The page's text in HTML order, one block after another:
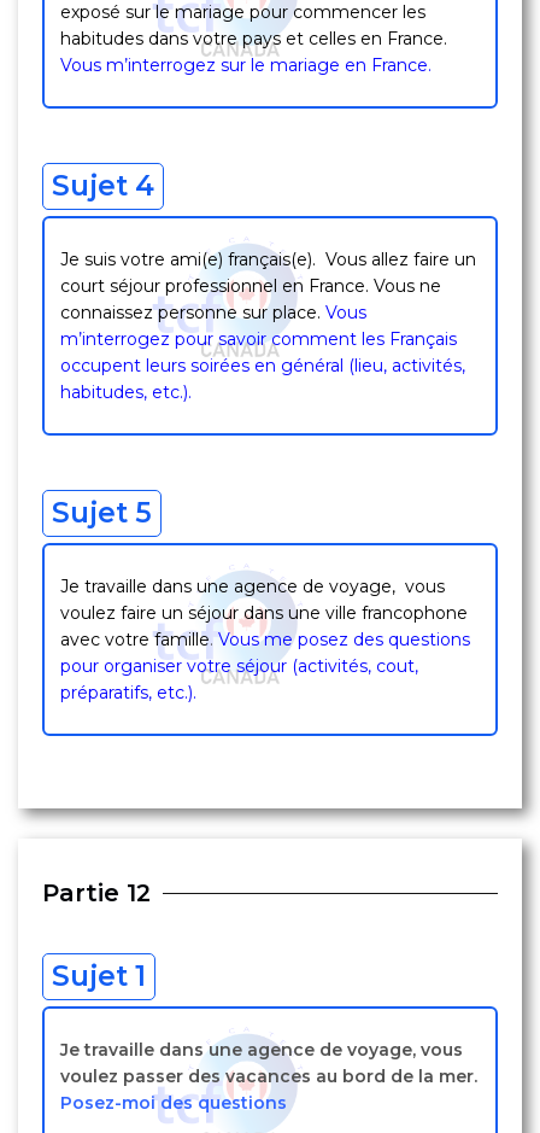
exposé sur le mariage pour commencer les
habitudes dans votre pays et celles en France.
Vous m’interrogez sur le mariage en France.
Sujet 4
Je suis votre ami(e) français(e). Vous allez faire un
court séjour professionnel en France. Vous ne
connaissez personne sur place. Vous
m’interrogez pour savoir comment les Français
occupent leurs soirées en général (lieu, activités,
habitudes, etc.).
Sujet 5
Je travaille dans une agence de voyage, vous
voulez faire un séjour dans une ville francophone
avec votre famille. Vous me posez des questions
pour organiser votre séjour (activités, cout,
préparatifs, etc.).
Partie 12
Sujet 1
Je travaille dans une agence de voyage, vous
voulez passer des vacances au bord de la mer.
Posez-moi des questions